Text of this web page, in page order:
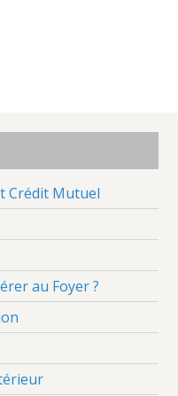
Crédit Mutuel
au Foyer ?